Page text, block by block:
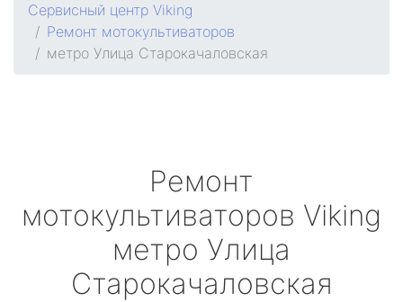
Сервисный центр Viking
Ремонт мотокультиваторов
метро Улица Старокачаловская
Ремонт
мотокультиваторов Viking
метро Улица
Старокачаловская